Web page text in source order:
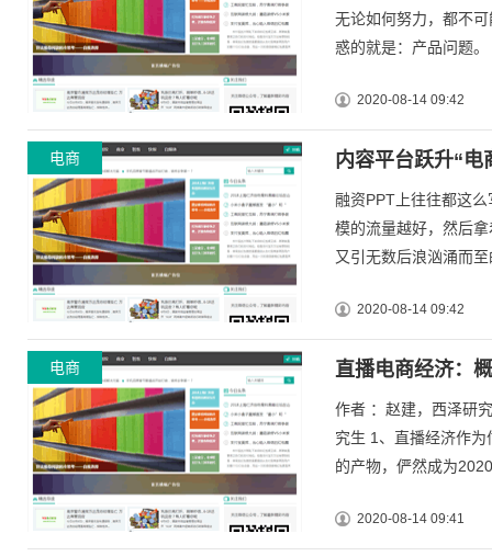
无论如何努力，都不
惑的就是：产品问题
2020-08-14 09:42
电商 内容平台跃升“
融资PPT上往往都这
模的流量越好，然后
又引无数后浪汹涌而
2020-08-14 09:42
电商 直播电商经济：
作者 ：赵建，西泽研
究生 1、直播经济作
的产物，俨然成为
2020-08-14 09:41